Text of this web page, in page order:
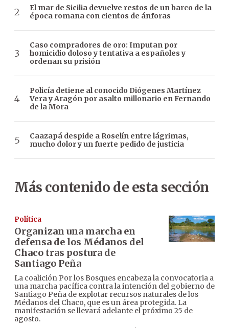
El mar de Sicilia devuelve restos de un barco de la
época romana con cientos de ánforas
Caso compradores de oro: Imputan por
homicidio doloso y tentativa a españoles y
ordenan su prisión
Policía detiene al conocido Diógenes Martínez
Vera y Aragón por asalto millonario en Fernando
de la Mora
Caazapá despide a Roselín entre lágrimas,
mucho dolor y un fuerte pedido de justicia
Más contenido de esta sección
Política
Organizan una marcha en
defensa de los Médanos del
Chaco tras postura de
Santiago Peña
La coalición Por los Bosques encabeza la convocatoria a
una marcha pacífica contra la intención del gobierno de
Santiago Peña de explotar recursos naturales de los
Médanos del Chaco, que es un área protegida. La
manifestación se llevará adelante el próximo 25 de
agosto.